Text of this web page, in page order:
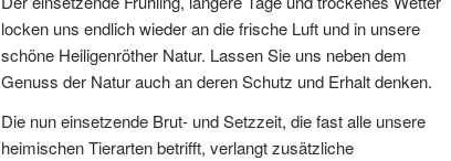
locken uns endlich wieder an die frische Luft und in unsere
schöne Heiligenröther Natur. Lassen Sie uns neben dem
Genuss der Natur auch an deren Schutz und Erhalt denken.
Die nun einsetzende Brut- und Setzzeit, die fast alle unsere
heimischen Tierarten betrifft, verlangt zusätzliche